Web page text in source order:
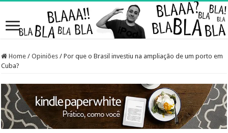
Home / Opiniões / Por que o Brasil investiu na ampliação de um porto em
Cuba?